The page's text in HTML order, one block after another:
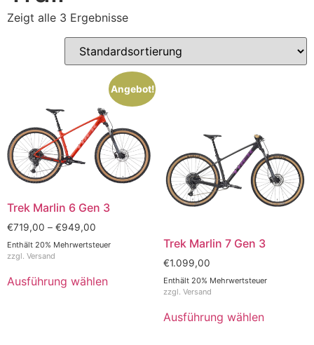
Zeigt alle 3 Ergebnisse
Angebot!
Trek Marlin 6 Gen 3
€719,00 – €949,00
Enthält 20% Mehrwertsteuer
zzgl. Versand
Ausführung wählen
Trek Marlin 7 Gen 3
€1.099,00
Enthält 20% Mehrwertsteuer
zzgl. Versand
Ausführung wählen